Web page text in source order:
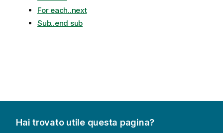
For each..next
Sub..end sub
Hai trovato utile questa pagina?